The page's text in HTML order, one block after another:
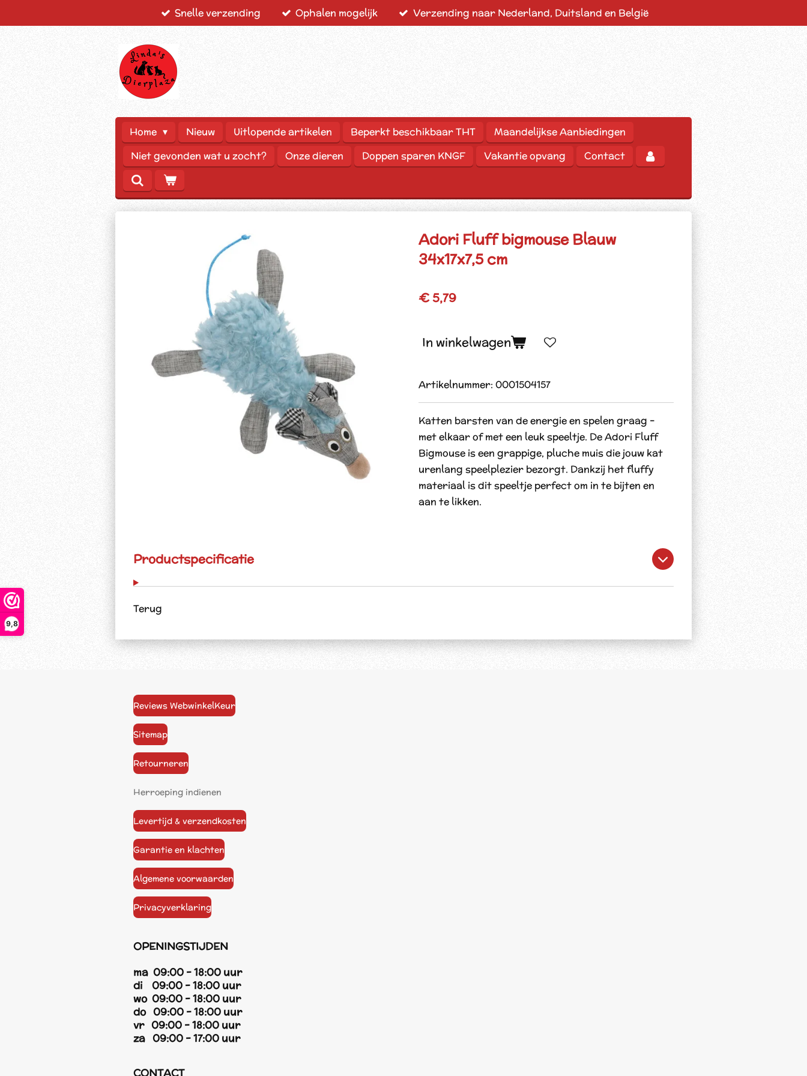
9,8
Snelle verzending Ophalen mogelijk Verzending naar Nederland, Duitsland en België
Home Nieuw Uitlopende artikelen Beperkt beschikbaar THT
Maandelijkse Aanbiedingen
Niet gevonden wat u zocht?
Onze dieren Doppen sparen KNGF Vakantie opvang Contact
Adori Fluff bigmouse Blauw
34x17x7,5 cm
€ 5,79
In winkelwagen
Artikelnummer: 0001504157
Katten barsten van de energie en spelen graag –
met elkaar of met een leuk speeltje. De Adori Fluff
Bigmouse is een grappige, pluche muis die jouw kat
urenlang speelplezier bezorgt. Dankzij het fluffy
materiaal is dit speeltje perfect om in te bijten en
aan te likken.
Productspecificatie
Terug
Reviews WebwinkelKeur
Sitemap
Retourneren
Herroeping indienen
Levertijd & verzendkosten
Garantie en klachten
Algemene voorwaarden
Privacyverklaring
OPENINGSTIJDEN
ma 09:00 - 18:00 uur
di 09:00 - 18:00 uur
wo 09:00 - 18:00 uur
do 09:00 - 18:00 uur
vr 09:00 - 18:00 uur
za 09:00 - 17:00 uur
CONTACT